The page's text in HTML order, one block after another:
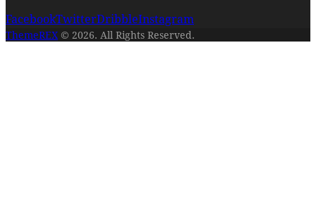
FacebookTwitterDribbleInstagram
ThemeREX © 2026. All Rights Reserved.